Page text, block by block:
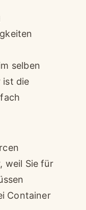
selben
ist die
weil Sie für
Container